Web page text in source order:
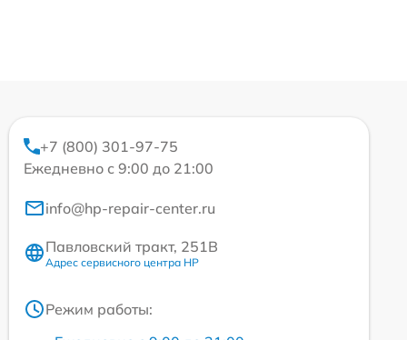
+7 (800) 301-97-75
Ежедневно с 9:00 до 21:00
info@hp-repair-center.ru
Павловский тракт, 251В
Адрес сервисного центра HP
Режим работы: